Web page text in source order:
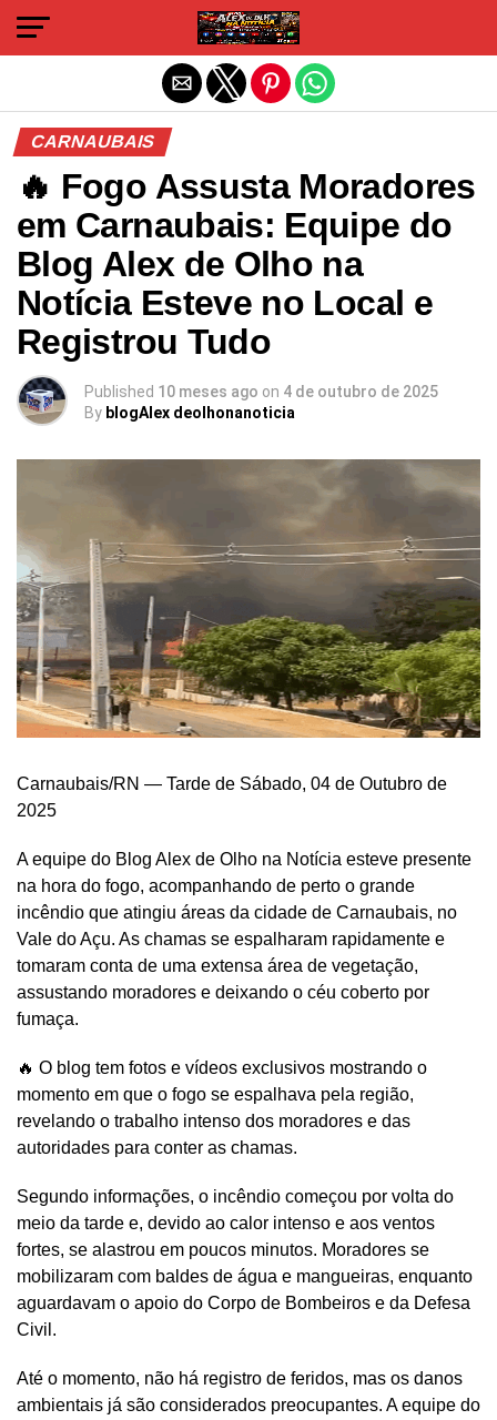
CARNAUBAIS
🔥 Fogo Assusta Moradores
em Carnaubais: Equipe do
Blog Alex de Olho na
Notícia Esteve no Local e
Registrou Tudo
Published 10 meses ago on 4 de outubro de 2025
By blogAlex deolhonanoticia
Carnaubais/RN — Tarde de Sábado, 04 de Outubro de
2025
A equipe do Blog Alex de Olho na Notícia esteve presente
na hora do fogo, acompanhando de perto o grande
incêndio que atingiu áreas da cidade de Carnaubais, no
Vale do Açu. As chamas se espalharam rapidamente e
tomaram conta de uma extensa área de vegetação,
assustando moradores e deixando o céu coberto por
fumaça.
🔥 O blog tem fotos e vídeos exclusivos mostrando o
momento em que o fogo se espalhava pela região,
revelando o trabalho intenso dos moradores e das
autoridades para conter as chamas.
Segundo informações, o incêndio começou por volta do
meio da tarde e, devido ao calor intenso e aos ventos
fortes, se alastrou em poucos minutos. Moradores se
mobilizaram com baldes de água e mangueiras, enquanto
aguardavam o apoio do Corpo de Bombeiros e da Defesa
Civil.
Até o momento, não há registro de feridos, mas os danos
ambientais já são considerados preocupantes. A equipe do
Sair da versão mobile